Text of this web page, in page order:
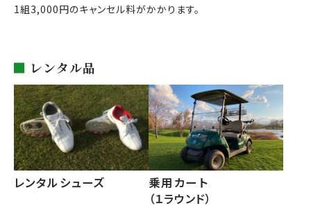
1組3,000円のキャンセル料がかかります。
レンタル品
レンタルシューズ
乗用カート
（１ラウンド）